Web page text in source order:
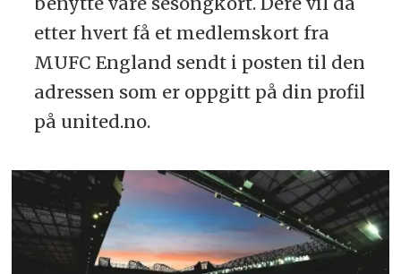
etter hvert få et medlemskort fra
MUFC England sendt i posten til den
adressen som er oppgitt på din profil
på united.no.